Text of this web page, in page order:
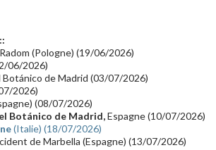
Vidéo Jarrecast (16) Synthé 80's
Cinéma
Belgique(15)
Astronomie (14)
2024(14) Chine(13)
(Pologne) (19/06/2026)
06/2026)
Botánico de Madrid (03/07/2026)
2026)
(08/07/2026)
Botánico de Madrid,Espagne (10/07/2026)
(Italie) (18/07/2026)
de Marbella (Espagne) (13/07/2026)